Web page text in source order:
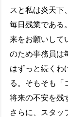
スと私は炎天下
毎日残業である
来をお願いして
のため事務員は
はずっと続くわ
る。そもそも「
将来の不安を残
さらに、スタッ